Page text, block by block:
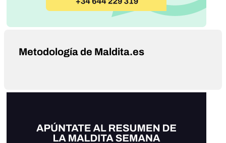
Metodología de Maldita.es